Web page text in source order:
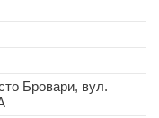
Бровари, вул.